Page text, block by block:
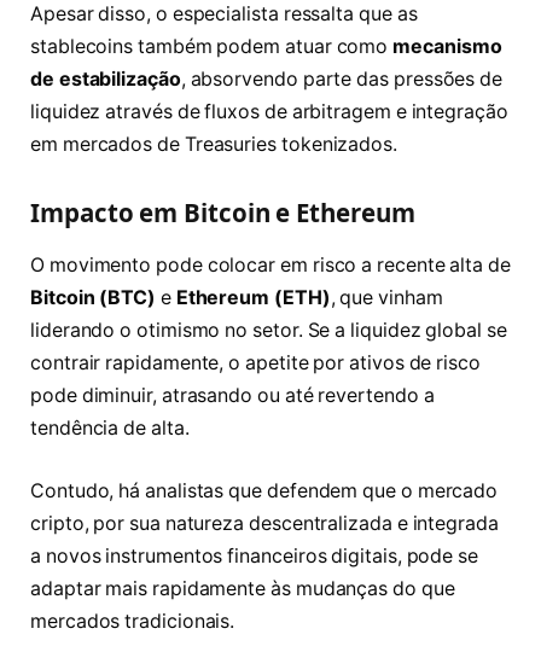
Apesar disso, o especialista ressalta que as
stablecoins também podem atuar como mecanismo
de estabilização, absorvendo parte das pressões de
liquidez através de fluxos de arbitragem e integração
em mercados de Treasuries tokenizados.
Impacto em Bitcoin e Ethereum
O movimento pode colocar em risco a recente alta de
Bitcoin (BTC) e Ethereum (ETH), que vinham
liderando o otimismo no setor. Se a liquidez global se
contrair rapidamente, o apetite por ativos de risco
pode diminuir, atrasando ou até revertendo a
tendência de alta.
Contudo, há analistas que defendem que o mercado
cripto, por sua natureza descentralizada e integrada
a novos instrumentos financeiros digitais, pode se
adaptar mais rapidamente às mudanças do que
mercados tradicionais.